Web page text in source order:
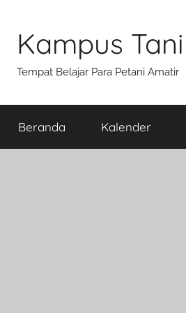
content
Kampus Tani
Tempat Belajar Para Petani Amatir
Beranda Kalender